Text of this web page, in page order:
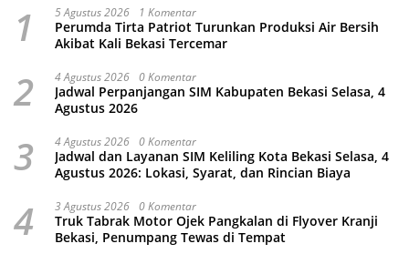
1 5 Agustus 2026 1 Komentar
Perumda Tirta Patriot Turunkan Produksi Air Bersih
Akibat Kali Bekasi Tercemar
2 4 Agustus 2026 0 Komentar
Jadwal Perpanjangan SIM Kabupaten Bekasi Selasa, 4
Agustus 2026
3 4 Agustus 2026 0 Komentar
Jadwal dan Layanan SIM Keliling Kota Bekasi Selasa, 4
Agustus 2026: Lokasi, Syarat, dan Rincian Biaya
4 3 Agustus 2026 0 Komentar
Truk Tabrak Motor Ojek Pangkalan di Flyover Kranji
Bekasi, Penumpang Tewas di Tempat